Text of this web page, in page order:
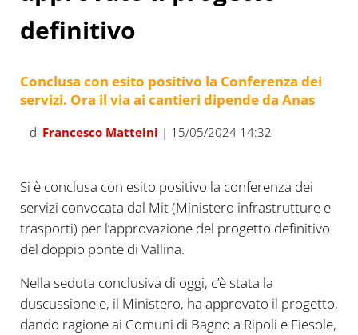
definitivo
Conclusa con esito positivo la Conferenza dei
servizi. Ora il via ai cantieri dipende da Anas
di Francesco Matteini | 15/05/2024 14:32
Si è conclusa con esito positivo la conferenza dei
servizi convocata dal Mit (Ministero infrastrutture e
trasporti) per l’approvazione del progetto definitivo
del doppio ponte di Vallina.
Nella seduta conclusiva di oggi, c’è stata la
duscussione e, il Ministero, ha approvato il progetto,
dando ragione ai Comuni di Bagno a Ripoli e Fiesole,